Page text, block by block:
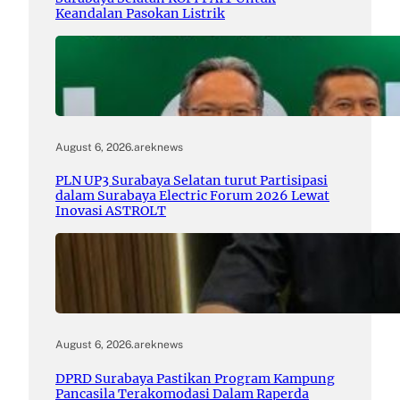
Keandalan Pasokan Listrik
August 6, 2026.areknews
PLN UP3 Surabaya Selatan turut Partisipasi
dalam Surabaya Electric Forum 2026 Lewat
Inovasi ASTROLT
August 6, 2026.areknews
DPRD Surabaya Pastikan Program Kampung
Pancasila Terakomodasi Dalam Raperda